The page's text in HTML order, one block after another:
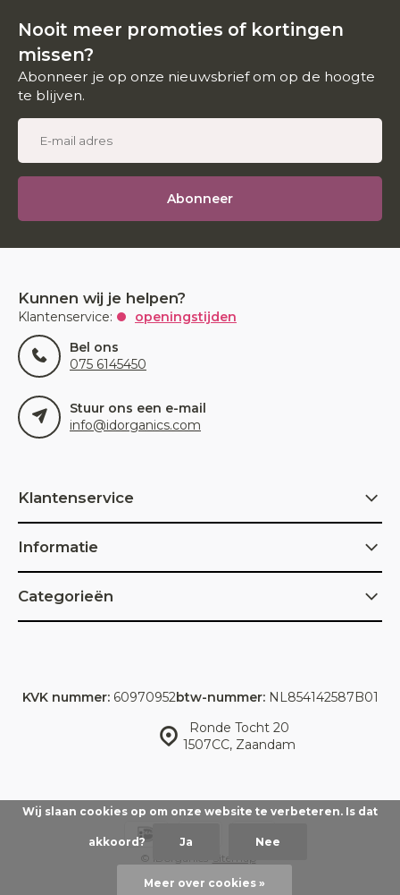
Nooit meer promoties of kortingen
missen?
Abonneer je op onze nieuwsbrief om op de hoogte
te blijven.
Abonneer
Kunnen wij je helpen?
Klantenservice:
openingstijden
Bel ons
075 6145450
Stuur ons een e-mail
info@idorganics.com
Klantenservice
Informatie
Categorieën
Ronde Tocht 20
1507CC, Zaandam
KVK nummer:60970952btw-nummer:NL854142587B01
© IDorganics Sitemap
Wij slaan cookies op om onze website te verbeteren. Is dat
akkoord? Ja Nee
Meer over cookies »